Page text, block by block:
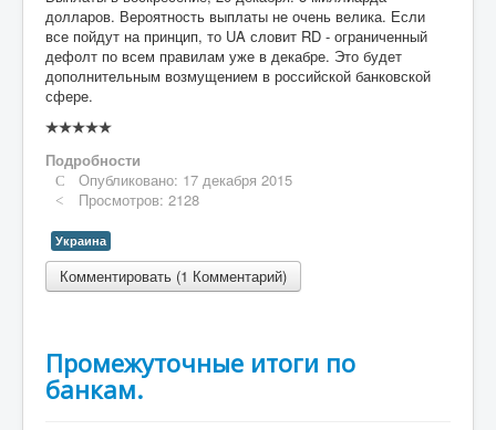
долларов. Вероятность выплаты не очень велика. Если
все пойдут на принцип, то UA словит RD - ограниченный
дефолт по всем правилам уже в декабре. Это будет
дополнительным возмущением в российской банковской
сфере.
Рейтинг:
Подробности
Опубликовано: 17 декабря 2015
Просмотров: 2128
Украина
Комментировать (1 Комментарий)
Промежуточные итоги по
банкам.